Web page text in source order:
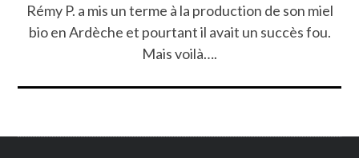
Rémy P. a mis un terme à la production de son miel
bio en Ardèche et pourtant il avait un succès fou.
Mais voilà….